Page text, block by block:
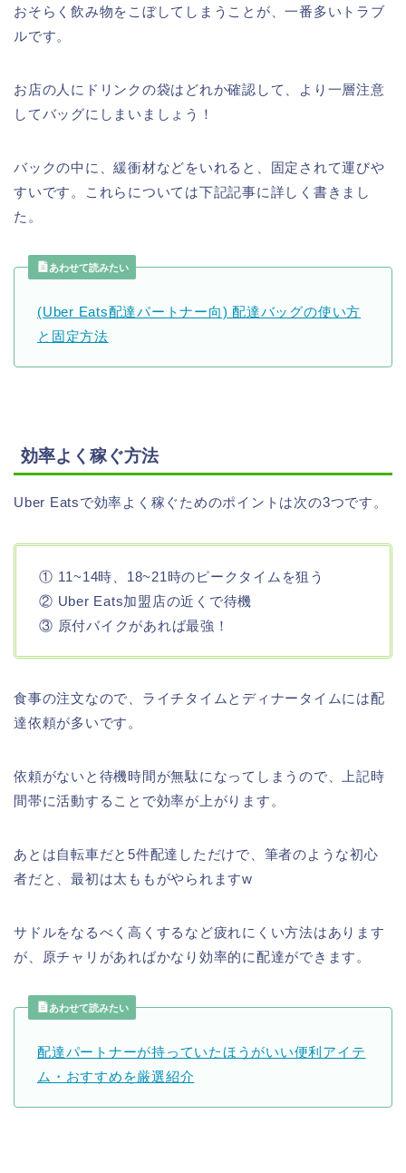
おそらく飲み物をこぼしてしまうことが、一番多いトラブ
ルです。
お店の人にドリンクの袋はどれか確認して、より一層注意
してバッグにしまいましょう！
バックの中に、緩衝材などをいれると、固定されて運びや
すいです。これらについては下記記事に詳しく書きまし
た。
あわせて読みたい
(Uber Eats配達パートナー向) 配達バッグの使い方
と固定方法
効率よく稼ぐ方法
Uber Eatsで効率よく稼ぐためのポイントは次の3つです。
① 11~14時、18~21時のピークタイムを狙う
② Uber Eats加盟店の近くで待機
③ 原付バイクがあれば最強！
食事の注文なので、ライチタイムとディナータイムには配
達依頼が多いです。
依頼がないと待機時間が無駄になってしまうので、上記時
間帯に活動することで効率が上がります。
あとは自転車だと5件配達しただけで、筆者のような初心
者だと、最初は太ももがやられますw
サドルをなるべく高くするなど疲れにくい方法はあります
が、原チャリがあればかなり効率的に配達ができます。
あわせて読みたい
配達パートナーが持っていたほうがいい便利アイテ
ム・おすすめを厳選紹介